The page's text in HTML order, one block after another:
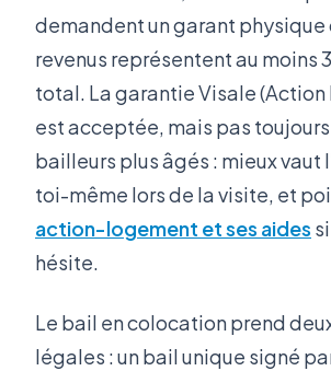
demandent un garant physique
revenus représentent au moins
total. La garantie Visale (Action
est acceptée, mais pas
bailleurs plus âgés : mieux
toi-même lors de la visite, et
action-logement et ses aides
hésite.
Le bail en colocation prend
légales : un bail unique signé